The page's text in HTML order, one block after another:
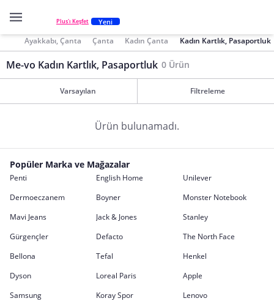
Plus'ı Keşfet Yeni
Ayakkabı, Çanta Çanta Kadın Çanta Kadın Kartlık, Pasaportluk
Me-vo Kadın Kartlık, Pasaportluk 0 Ürün
Varsayılan Filtreleme
Ürün bulunamadı.
Popüler Marka ve Mağazalar
Penti English Home
Unilever
Dermoeczanem
Boyner
Monster Notebook
Mavi Jeans
Jack & Jones
Stanley
Gürgençler
Defacto
The North Face
Bellona
Tefal
Henkel
Dyson
Loreal Paris
Apple
Samsung
Koray Spor
Lenovo